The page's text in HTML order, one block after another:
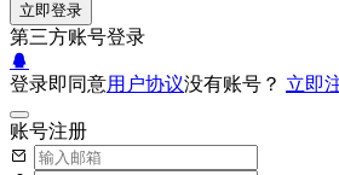
立即登录
第三方账号登录
登录即同意用户协议没有账号？ 立即
账号注册